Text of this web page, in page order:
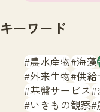
文字サイズ 小
生物多様性ふ
キーワード
農水産物 海藻
外来生物 供給
基盤サービス
いきもの観察